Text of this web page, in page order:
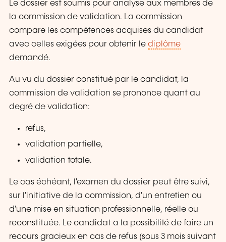
Le dossier est soumis pour analyse aux membres de
la commission de validation. La commission
compare les compétences acquises du candidat
avec celles exigées pour obtenir le diplôme
demandé.
Au vu du dossier constitué par le candidat, la
commission de validation se prononce quant au
degré de validation:
refus,
validation partielle,
validation totale.
Le cas échéant, l'examen du dossier peut être suivi,
sur l'initiative de la commission, d'un entretien ou
d'une mise en situation professionnelle, réelle ou
reconstituée. Le candidat a la possibilité de faire un
recours gracieux en cas de refus (sous 3 mois suivant